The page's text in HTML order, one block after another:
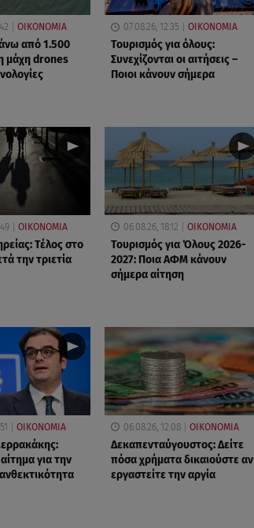
ΟΙΚΟΝΟΜΙΑ
από 1.500
μάχη drones
07.08.26, 12:35 ΟΙΚΟΝΟΜΙΑ
Τουρισμός για όλους:
Συνεχίζονται οι αιτήσεις –
Ποιοι κάνουν σήμερα
ΟΙΚΟΝΟΜΙΑ
Τέλος στο
την τριετία
06.08.26, 18:12 ΟΙΚΟΝΟΜΙΑ
Τουρισμός για Όλους 2026-
2027: Ποια ΑΦΜ κάνουν
σήμερα αίτηση
ΟΙΚΟΝΟΜΙΑ
για την
06.08.26, 12:08 ΟΙΚΟΝΟΜΙΑ
Δεκαπενταύγουστος: Δείτε
πόσα χρήματα δικαιούστε αν
εργαστείτε την αργία